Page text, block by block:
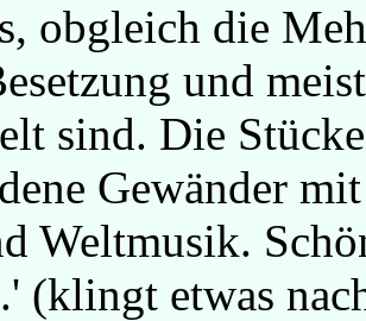
obgleich die
und
sind. Die
Gewänder
Weltmusik.
(klingt etwas